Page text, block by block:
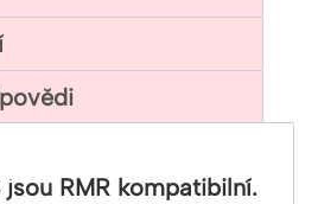
jsou RMR kompatibilní.